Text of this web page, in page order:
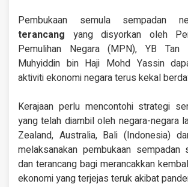
Pembukaan semula sempadan
terancang yang disyorkan oleh
Pemulihan Negara (MPN), YB Tan
Muhyiddin bin Haji Mohd Yassin
aktiviti ekonomi negara terus kekal
Kerajaan perlu mencontohi strategi
yang telah diambil oleh negara-negara
Zealand, Australia, Bali (Indonesia)
melaksanakan pembukaan sempadan
dan terancang bagi merancakkan
ekonomi yang terjejas teruk akibat